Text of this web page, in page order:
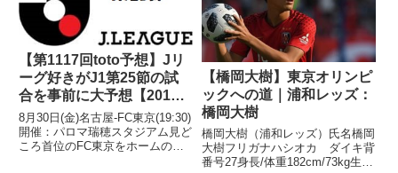
【第1117回toto予想】Jリ
ーグ好きがJ1第25節の試
合を事前に大予想【2019
年J1第25節】
8月30日(金)名古屋-FC東京(19:30)
開催：パロマ瑞穂スタジアム見ど
ころ首位のFC東京をホームの名
【橋岡大樹】東京オリンピ
ックへの道｜浦和レッズ：
橋岡大樹
橋岡大樹（浦和レッズ）氏名橋岡
大樹フリガナハシオカ ダイキ背
番号27身長/体重182cm/73kg生年